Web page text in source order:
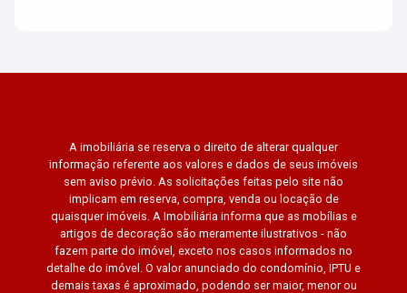
A imobiliária se reserva o direito de alterar qualquer
informação referente aos valores e dados de seus imóveis
sem aviso prévio. As solicitações feitas pelo site não
implicam em reserva, compra, venda ou locação de
quaisquer imóveis. A Imobiliária informa que as mobílias e
artigos de decoração são meramente ilustrativos - não
fazem parte do imóvel, exceto nos casos informados no
detalhe do imóvel. O valor anunciado do condomínio, IPTU e
demais taxas é aproximado, podendo ser maior, menor ou